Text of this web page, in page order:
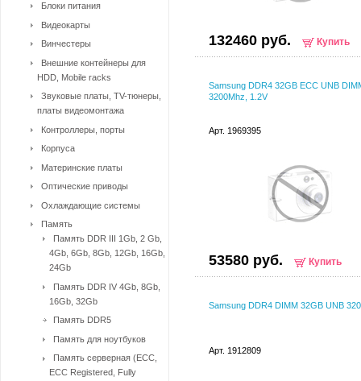
132460 руб. Купить
Samsung DDR4 32GB ECC UNB
3200Mhz, 1.2V
Арт. 1969395
53580 руб. Купить
Samsung DDR4 DIMM 32GB UNB
Арт. 1912809
Блоки питания
Видеокарты
Винчестеры
Внешние контейнеры для
HDD, Mobile racks
Звуковые платы, TV-тюнеры,
платы видеомонтажа
Контроллеры, порты
Корпуса
Материнские платы
Оптические приводы
Охлаждающие системы
Память
Память DDR III 1Gb, 2 Gb,
4Gb, 6Gb, 8Gb, 12Gb, 16Gb,
24Gb
Память DDR IV 4Gb, 8Gb,
16Gb, 32Gb
Память DDR5
Память для ноутбуков
Память серверная (ECC,
ECC Registered, Fully